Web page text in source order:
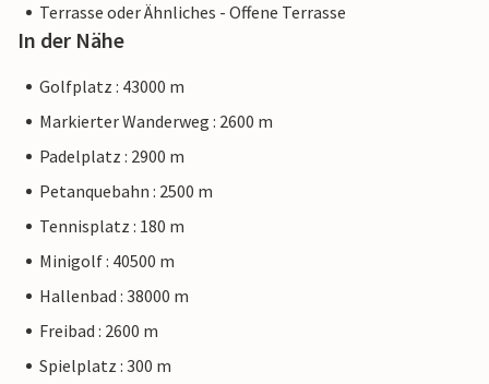
Terrasse oder Ähnliches - Offene Terrasse
In der Nähe
Golfplatz : 43000 m
Markierter Wanderweg : 2600 m
Padelplatz : 2900 m
Petanquebahn : 2500 m
Tennisplatz : 180 m
Minigolf : 40500 m
Hallenbad : 38000 m
Freibad : 2600 m
Spielplatz : 300 m